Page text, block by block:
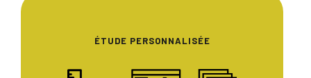
ÉTUDE PERSONNALISÉE